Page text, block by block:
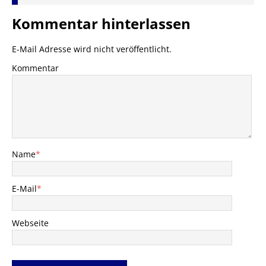
Kommentar hinterlassen
E-Mail Adresse wird nicht veröffentlicht.
Kommentar
Name*
E-Mail*
Webseite